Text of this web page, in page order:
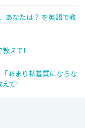
あなたは？ を英語で教
教えて!
あまり粘着質にならな
て!